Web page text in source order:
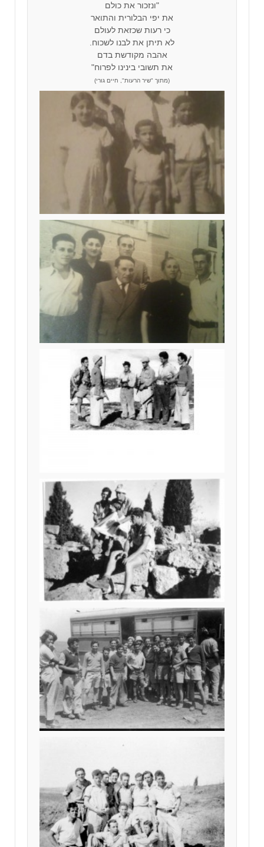
"ונזכור את כולם
את יפי הבלורית והתואר
כי רעות שכזאת לעולם
לא תיתן את לבנו לשכוח.
אהבה מקודשת בדם
את תשובי בינינו לפרוח"
(מתוך "שיר הרעות", חיים גורי)